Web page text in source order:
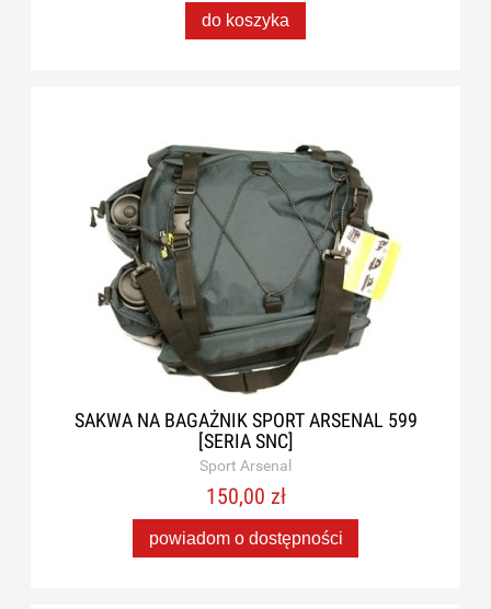
do koszyka
SAKWA NA BAGAŻNIK SPORT ARSENAL 599
[SERIA SNC]
Sport Arsenal
150,00 zł
powiadom o dostępności